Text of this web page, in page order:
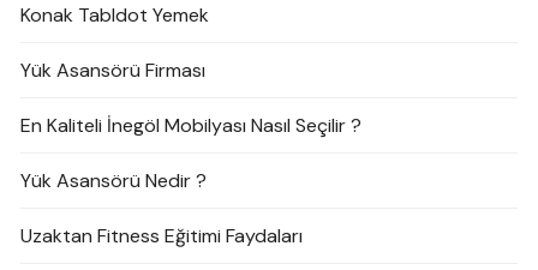
Konak Tabldot Yemek
Yük Asansörü Firması
En Kaliteli İnegöl Mobilyası Nasıl Seçilir ?
Yük Asansörü Nedir ?
Uzaktan Fitness Eğitimi Faydaları